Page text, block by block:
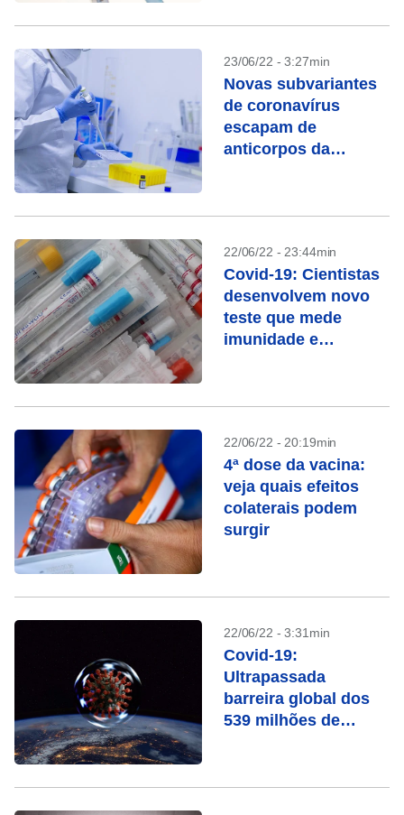
23/06/22 - 3:27min
Novas subvariantes
de coronavírus
escapam de
anticorpos da
22/06/22 - 23:44min
Covid-19: Cientistas
desenvolvem novo
teste que mede
imunidade e
22/06/22 - 20:19min
4ª dose da vacina:
veja quais efeitos
colaterais podem
surgir
22/06/22 - 3:31min
Covid-19:
Ultrapassada
barreira global dos
539 milhões de